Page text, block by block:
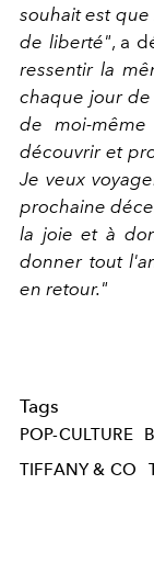
souhait est
de liberté", a
ressentir la
chaque jour de
de moi-
découvrir et
Je veux
prochaine
la joie et à
donner tout
en retour."
Tags
POP-CULTURE
TIFFANY & CO